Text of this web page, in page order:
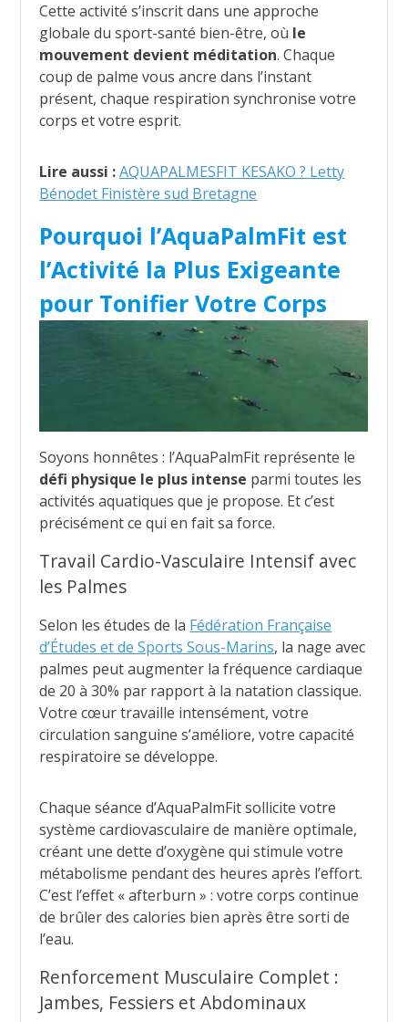
Cette activité s’inscrit dans une approche
globale du sport-santé bien-être, où le
mouvement devient méditation. Chaque
coup de palme vous ancre dans l’instant
présent, chaque respiration synchronise votre
corps et votre esprit.
Lire aussi :AQUAPALMESFIT KESAKO ? Letty
Bénodet Finistère sud Bretagne
Pourquoi l’AquaPalmFit est
l’Activité la Plus Exigeante
pour Tonifier Votre Corps
Soyons honnêtes : l’AquaPalmFit représente le
défi physique le plus intense parmi toutes les
activités aquatiques que je propose. Et c’est
précisément ce qui en fait sa force.
Travail Cardio-Vasculaire Intensif avec
les Palmes
Selon les études de la Fédération Française
d’Études et de Sports Sous-Marins, la nage avec
palmes peut augmenter la fréquence cardiaque
de 20 à 30% par rapport à la natation classique.
Votre cœur travaille intensément, votre
circulation sanguine s’améliore, votre capacité
respiratoire se développe.
Chaque séance d’AquaPalmFit sollicite votre
système cardiovasculaire de manière optimale,
créant une dette d’oxygène qui stimule votre
métabolisme pendant des heures après l’effort.
C’est l’effet « afterburn » : votre corps continue
de brûler des calories bien après être sorti de
l’eau.
Renforcement Musculaire Complet :
Jambes, Fessiers et Abdominaux